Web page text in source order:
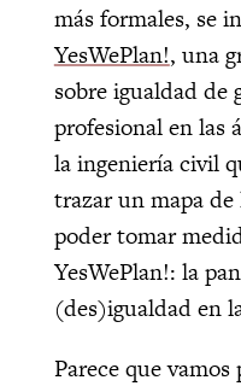
más formales, se
YesWePlan!, una
sobre igualdad de
profesional en las
la ingeniería civil
trazar un mapa
poder tomar
YesWePlan!: la
(des)igualdad en
Parece que